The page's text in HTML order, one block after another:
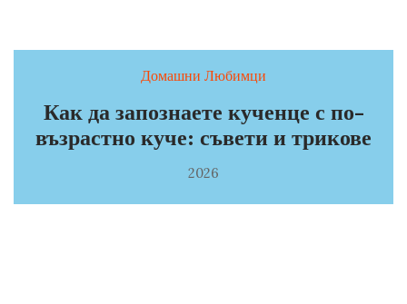
Домашни Любимци
Как да запознаете кученце с по-
възрастно куче: съвети и трикове
2026